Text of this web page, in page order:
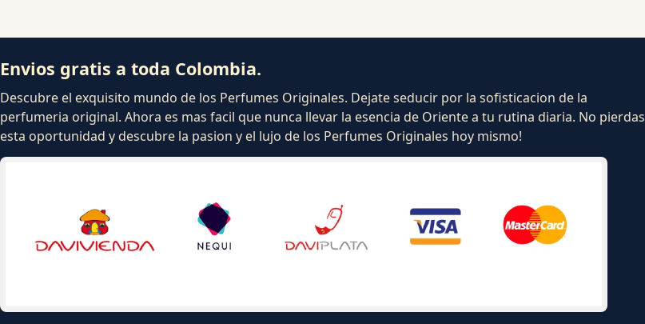
Envios gratis a toda Colombia.
Descubre el exquisito mundo de los Perfumes Originales. Dejate seducir por la sofisticacion de la
perfumeria original. Ahora es mas facil que nunca llevar la esencia de Oriente a tu rutina diaria. No pierdas
esta oportunidad y descubre la pasion y el lujo de los Perfumes Originales hoy mismo!